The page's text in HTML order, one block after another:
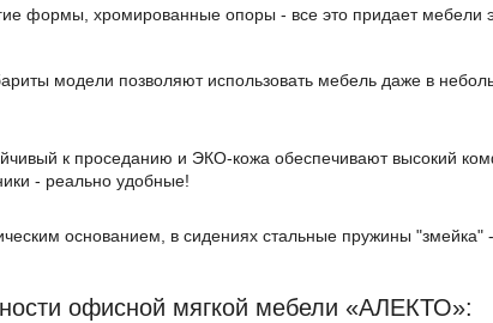
формы, хромированные опоры - все это придает мебели
модели позволяют использовать мебель даже в
к проседанию и ЭКО-кожа обеспечивают высокий
- реально удобные!
основанием, в сидениях стальные пружины "змейка"
офисной мягкой мебели «АЛЕКТО»: